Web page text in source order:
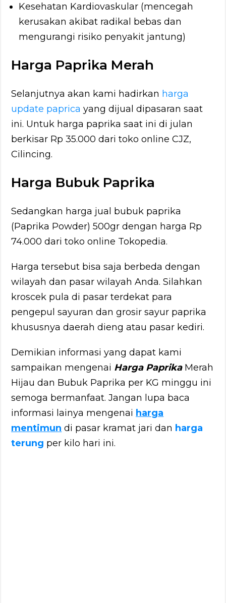
Kesehatan Kardiovaskular (mencegah
kerusakan akibat radikal bebas dan
mengurangi risiko penyakit jantung)
Harga Paprika Merah
Selanjutnya akan kami hadirkan harga
update paprica yang dijual dipasaran saat
ini. Untuk harga paprika saat ini di julan
berkisar Rp 35.000 dari toko online CJZ,
Cilincing.
Harga Bubuk Paprika
Sedangkan harga jual bubuk paprika
(Paprika Powder) 500gr dengan harga Rp
74.000 dari toko online Tokopedia.
Harga tersebut bisa saja berbeda dengan
wilayah dan pasar wilayah Anda. Silahkan
kroscek pula di pasar terdekat para
pengepul sayuran dan grosir sayur paprika
khususnya daerah dieng atau pasar kediri.
Demikian informasi yang dapat kami
sampaikan mengenai Harga PaprikaMerah
Hijau dan Bubuk Paprika per KG minggu ini
semoga bermanfaat. Jangan lupa baca
informasi lainya mengenai harga
mentimun di pasar kramat jari dan harga
terung per kilo hari ini.